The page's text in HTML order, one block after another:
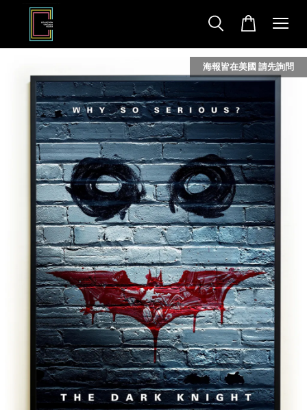
海報皆在美國 請先詢問